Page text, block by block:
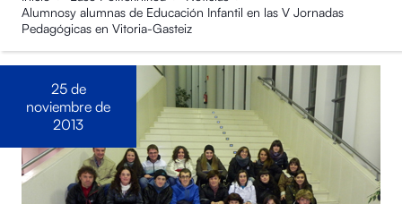
Alumnosy alumnas de Educación Infantil en las V Jornadas
Pedagógicas en Vitoria-Gasteiz
25 de
noviembre de
2013